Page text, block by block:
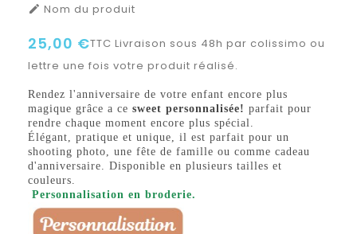
 Nom du produit
25,00 €TTC Livraison sous 48h par colissimo ou
lettre une fois votre produit réalisé.
Rendez l'anniversaire de votre enfant encore plus
magique grâce a ce sweet personnalisée! parfait pour
rendre chaque moment encore plus spécial.
Élégant, pratique et unique, il est parfait pour un
shooting photo, une fête de famille ou comme cadeau
d'anniversaire. Disponible en plusieurs tailles et
couleurs.
Personnalisation en broderie.